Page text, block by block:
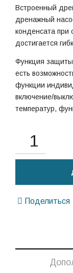
Встроенный
дренажный
конденсата при
достигается
Функция
есть
функции
включение/
температур,
Поделиться